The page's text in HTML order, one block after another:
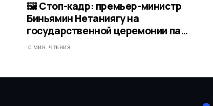
🖼 Стоп-кадр: премьер-министр
Биньямин Нетаниягу на
государственной церемонии па…
0 МИН. ЧТЕНИЯ